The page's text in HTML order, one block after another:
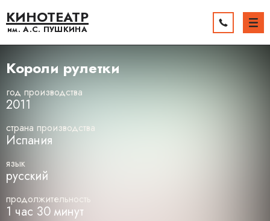
КИНОТЕАТР
им. А.С. ПУШКИНА
Короли рулетки
год производства
2011
страна производства
Испания
язык
русский
продолжительность
1 час 30 минут